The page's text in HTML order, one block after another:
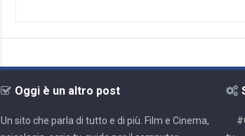
Oggi è un altro post
Un sito che parla di tutto e di più. Film e Cinema,